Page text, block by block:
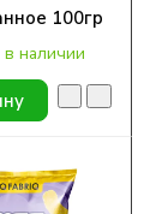
100гр
в наличии